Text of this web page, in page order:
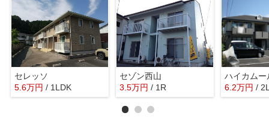
セレッソ
5.6万円 / 1LDK
セゾン西山
3.5万円 / 1R
ハイカムー
6.2万円 /